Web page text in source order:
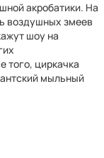
акробатики. На
воздушных змеев
шоу на
того, циркачка
мыльный